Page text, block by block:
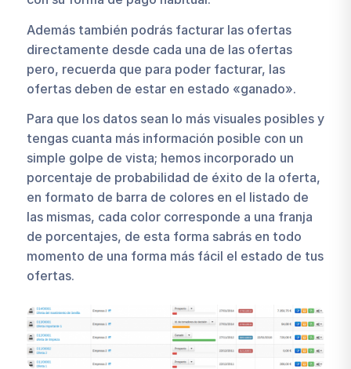
Además también podrás facturar las ofertas
directamente desde cada una de las ofertas
pero, recuerda que para poder facturar, las
ofertas deben de estar en estado «ganado».
Para que los datos sean lo más visuales posibles y
tengas cuanta más información posible con un
simple golpe de vista; hemos incorporado un
porcentaje de probabilidad de éxito de la oferta,
en formato de barra de colores en el listado de
las mismas, cada color corresponde a una franja
de porcentajes, de esta forma sabrás en todo
momento de una forma más fácil el estado de tus
ofertas.